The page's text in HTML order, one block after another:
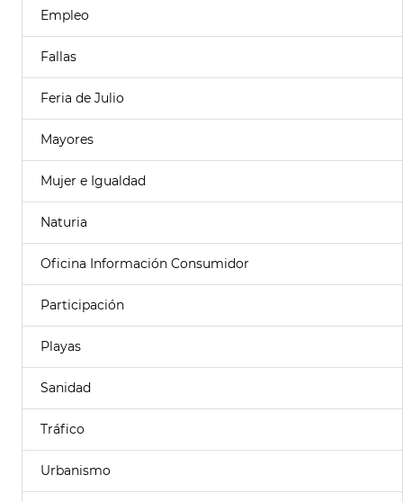
Empleo
Fallas
Feria de Julio
Mayores
Mujer e Igualdad
Naturia
Oficina Información Consumidor
Participación
Playas
Sanidad
Tráfico
Urbanismo